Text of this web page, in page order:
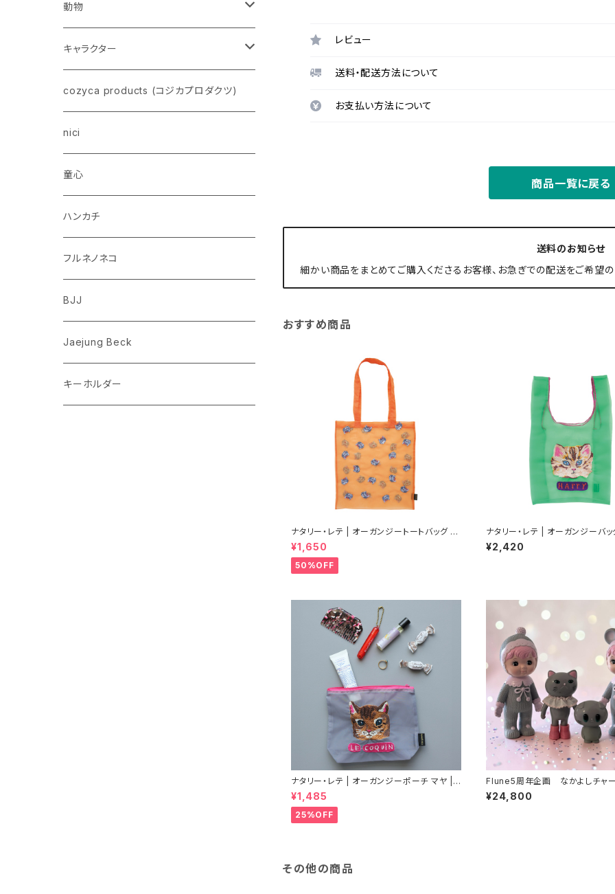
レビュー
送料・配送方法について
お支払い方法について
商品一覧に戻る
送料のお知らせ
細かい商品をまとめてご購入くださるお客様、お急ぎでの配送をご希望
おすすめ商品
ナタリー・レテ | オーガンジートートバッグ グ
レーキャット | Organdy Tote bag Gray c
at
¥1,650
50%OFF
ナタリー・レテ | オーガンジーバ
ーアイ | Organdy Bag S Blue
¥2,420
ナタリー・レテ | オーガンジーポーチ マヤ |
Organdy Pouch Maya
¥1,485
25%OFF
Flune5周年企画 なかよしチャ
んとフルネノネコ
¥24,800
その他の商品
動物
ネコ
イヌ
トイプードル
柴犬
ポメラニアン
コーギー
ウザギ
パンダ
リス
クマ
ゾウ
トリ
キャラクター
スヌーピー
モンチッチ
ムーミン
ちいかわ
ミッフィー
Richard Scarry (リチャード・スキャリー)
おぱんちゅうさぎ/んぽちゃむ
cozyca products (コジカプロダクツ)
nici
童心
ハンカチ
フルネノネコ
BJJ
Jaejung Beck
キーホルダー